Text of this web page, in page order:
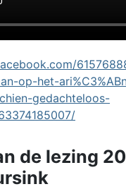
op-het-
gedachteloos-
de lezing